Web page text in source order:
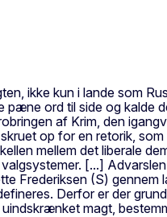
ikke kun i lande som
pæne ord til side og kalde
af Krim, den
op for en retorik,
mellem det liberale
[...]
Frederiksen (S) gennem
Derfor er der
magt,